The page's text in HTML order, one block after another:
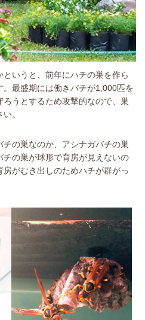
いうと、前年にハチの巣を作ら
最盛期には働きバチが1,000匹を
うとするため攻撃的なので、巣
。
の巣なのか、アシナガバチの巣
の巣が球形で育房が見えないの
がむき出しのためハチが群がっ